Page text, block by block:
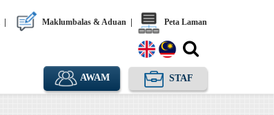
Maklumbalas & Aduan Peta Laman
AWAM STAF